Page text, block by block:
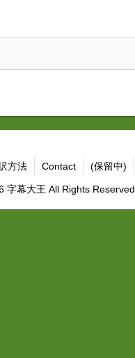
方法 Contact (保留中)
幕大王 All Rights Reserved.